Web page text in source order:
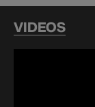
VIDEOS